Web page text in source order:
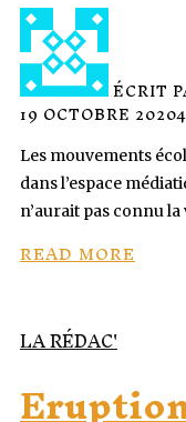
ÉCRIT
19 OCTOBRE 2020
Les mouvements
dans l’espace
n’aurait pas connu
READ MORE
LA RÉDAC'